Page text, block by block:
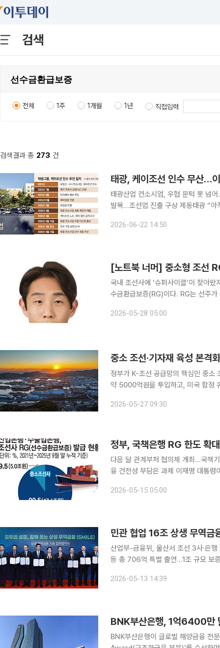
검색
전체 1주 1개월 1년 직접입력
검색결과 총 273 건
태광, 케이조선 인수 무산…
태광산업 컨소시엄, 우협 문턱 못 넘
발목…조선업 진출 구상 제동태광 “아직 재도전 논의 이르다
건 이견을 좁히지 못했다. 조선업 진
2026-06-22 14:50
[노트북 너머] 중소형 조선
국내 조선사에 ‘슈퍼사이클’이 찾아
수금환급보증(RG)이다. RG는 선주
2026-05-28 05:00
중소 조선·기자재 육성 본
정부가 K-조선 공급망의 핵심인 중소
약 5000억원을 투입하고, 미국 함정 유지
시찰하고, 중소조선 및 기자재 업계와
2026-05-27 09:30
정부, 국책은행 RG 한도 확
다음 달 관계부처 협의체 개최…국책
융 건전성 부담은 과제 이재명 대통령이 중소형 조선사의 선수금환급보증(RG) 문제와 관련해 정부
다. 그간 중소 조선사들은 국책기관
2026-05-15 05:00
민관 협업 16조 상생 무역
산업부-금융위, 울산서 조선 3사·은행
등 총 706억 특별 출연…1조 규모 보
겪고 있는 조선업 협력업체들을 위해
2026-05-13 14:39
BNK부산은행, 1억6400만
BNK부산은행이 글로벌 해양금융